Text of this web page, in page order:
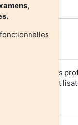
pas consulter les
un compte